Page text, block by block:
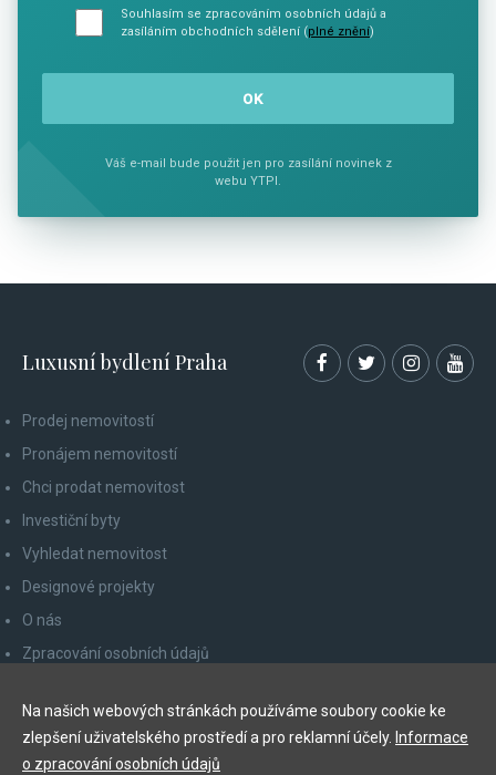
Souhlasím se zpracováním osobních údajů a
zasíláním obchodních sdělení (plné znění)
Váš e-mail bude použit jen pro zasílání novinek z
webu YTPI.
Luxusní bydlení Praha
Prodej nemovitostí
Pronájem nemovitostí
Chci prodat nemovitost
Investiční byty
Vyhledat nemovitost
Designové projekty
O nás
Zpracování osobních údajů
Odhlášení z newsletteru
Na našich webových stránkách používáme soubory cookie ke
zlepšení uživatelského prostředí a pro reklamní účely. Informace
o zpracování osobních údajů